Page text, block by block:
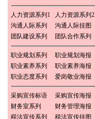
人力资源系列1
人力资源系列2
沟通人际系列
沟通人际挂图
团队建设系列
团队合作系列
职业规划系列
职业规划海报
职业素养系列
职业素养海报
职业态度系列
爱岗敬业海报
采购宣传标语
采购宣传海报
财务室系列
财务管理海报
税法宣传系列
税法宣传挂图